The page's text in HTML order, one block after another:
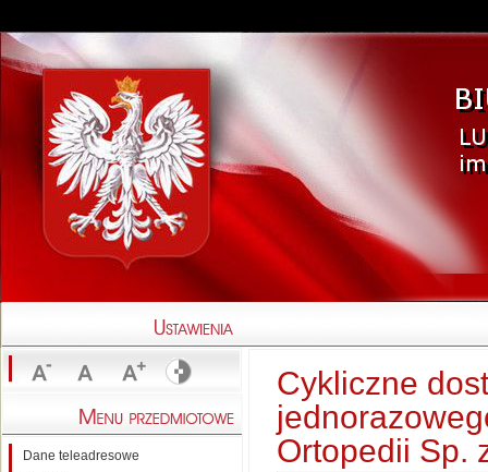
Cykliczne
Ortopedii Sp.
Dane teleadresowe